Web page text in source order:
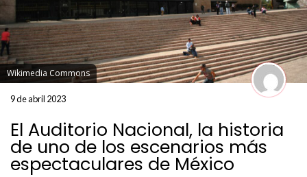
Wikimedia Commons
9 de abril 2023
El Auditorio Nacional, la historia
de uno de los escenarios más
espectaculares de México